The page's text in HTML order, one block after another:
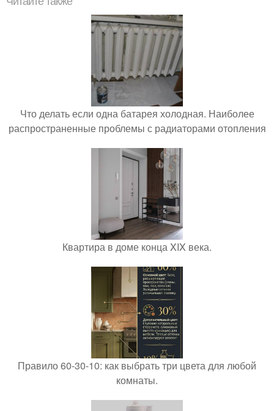
Что делать если одна батарея холодная. Наиболее
распространенные проблемы с радиаторами отопления
Квартира в доме конца XIX века.
Правило 60-30-10: как выбрать три цвета для любой
комнаты.